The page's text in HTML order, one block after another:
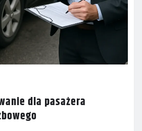
dla pasażera